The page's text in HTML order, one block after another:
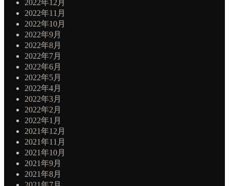
2022年12月
2022年11月
2022年10月
2022年9月
2022年8月
2022年7月
2022年6月
2022年5月
2022年4月
2022年3月
2022年2月
2022年1月
2021年12月
2021年11月
2021年10月
2021年9月
2021年8月